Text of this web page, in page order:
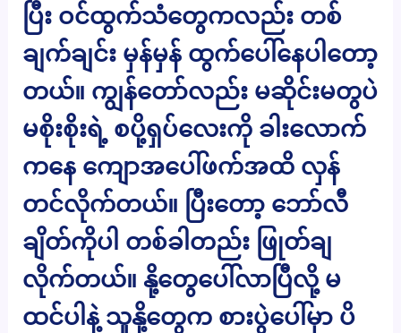
ပြီး ဝင်ထွက်သံတွေကလည်း တစ်
ချက်ချင်း မှန်မှန် ထွက်ပေါ်နေပါတော့
တယ်။ ကျွန်တော်လည်း မဆိုင်းမတွပဲ
မစိုးစိုးရဲ့ စပို့ရှပ်လေးကို ခါးလောက်
ကနေ ကျောအပေါ်ဖက်အထိ လှန်
တင်လိုက်တယ်။ ပြီးတော့ ဘော်လီ
ချိတ်ကိုပါ တစ်ခါတည်း ဖြုတ်ချ
လိုက်တယ်။ နို့တွေပေါ်လာပြီလို့ မ
ထင်ပါနဲ့ သူနို့တွေက စားပွဲပေါ်မှာ ပိ